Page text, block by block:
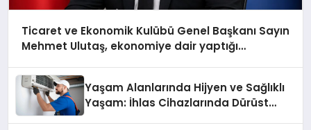
Ticaret ve Ekonomik Kulübü Genel Başkanı Sayın
Mehmet Ulutaş, ekonomiye dair yaptığı
Yaşam Alanlarında Hijyen ve Sağlıklı
Yaşam: İhlas Cihazlarında Dürüst